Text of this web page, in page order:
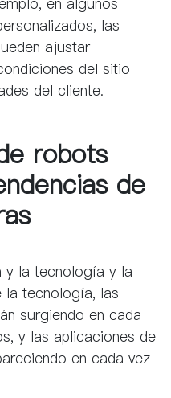
las
ajustar
del sitio
del cliente.
robots
de
y la tecnología y la
la tecnología, las
surgiendo en cada
y las aplicaciones de
en cada vez